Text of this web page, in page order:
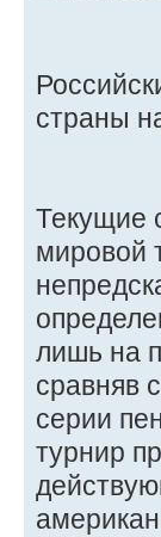
страны
Текущие
мировой
лишь на
сравняв
серии
турнир